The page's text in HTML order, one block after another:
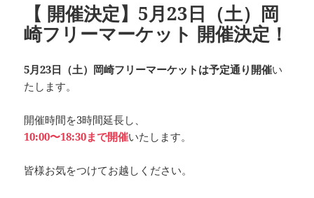
【 開催決定】5月23日（土）岡
崎フリーマーケット 開催決定！
5月23日（土）岡崎フリーマーケットは予定通り開催い
たします。
開催時間を3時間延長し、
10:00〜18:30まで開催いたします。
皆様お気をつけてお越しください。